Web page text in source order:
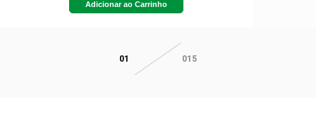
Adicionar ao Carrinho
01 015